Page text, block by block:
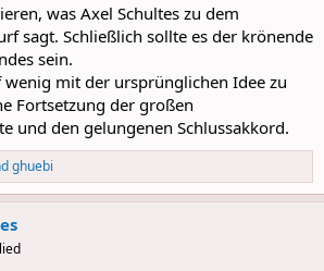
was Axel Schultes zu dem
sagt. Schließlich sollte es der krönende
sein.
wenig mit der ursprünglichen Idee zu
Fortsetzung der großen
und den gelungenen Schlussakkord.
ghuebi